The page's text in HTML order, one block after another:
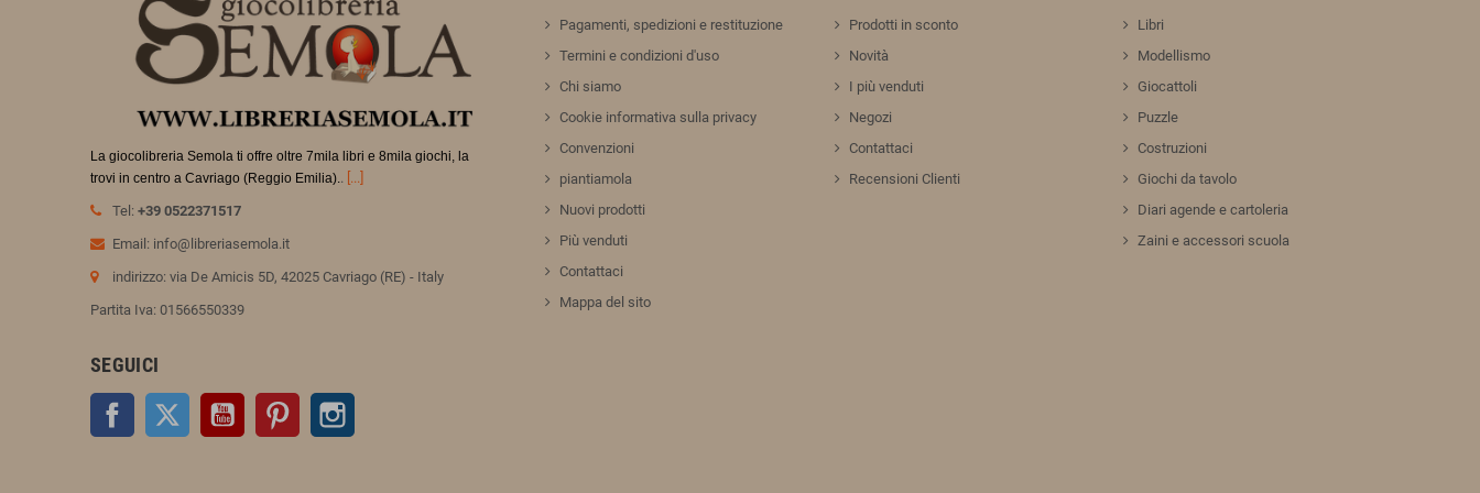
La giocolibreria Semola ti offre oltre 7mila libri e 8mila giochi, la
trovi in centro a Cavriago (Reggio Emilia). . [...]
Tel: +39 0522371517
Email: info@libreriasemola.it
indirizzo: via De Amicis 5D, 42025 Cavriago (RE) - Italy
Partita Iva: 01566550339
SEGUICI
Facebook Twitter YouTube Pinterest
Pagamenti, spedizioni e restituzione
Termini e condizioni d'uso
Chi siamo
Cookie informativa sulla privacy
Convenzioni
piantiamola
Nuovi prodotti
Più venduti
Contattaci
Mappa del sito
Prodotti in sconto
Novità
I più venduti
Negozi
Contattaci
Recensioni Clienti
Libri
Modellismo
Giocattoli
Puzzle
Costruzioni
Giochi da tavolo
Diari agende e cartoleria
Zaini e accessori scuola